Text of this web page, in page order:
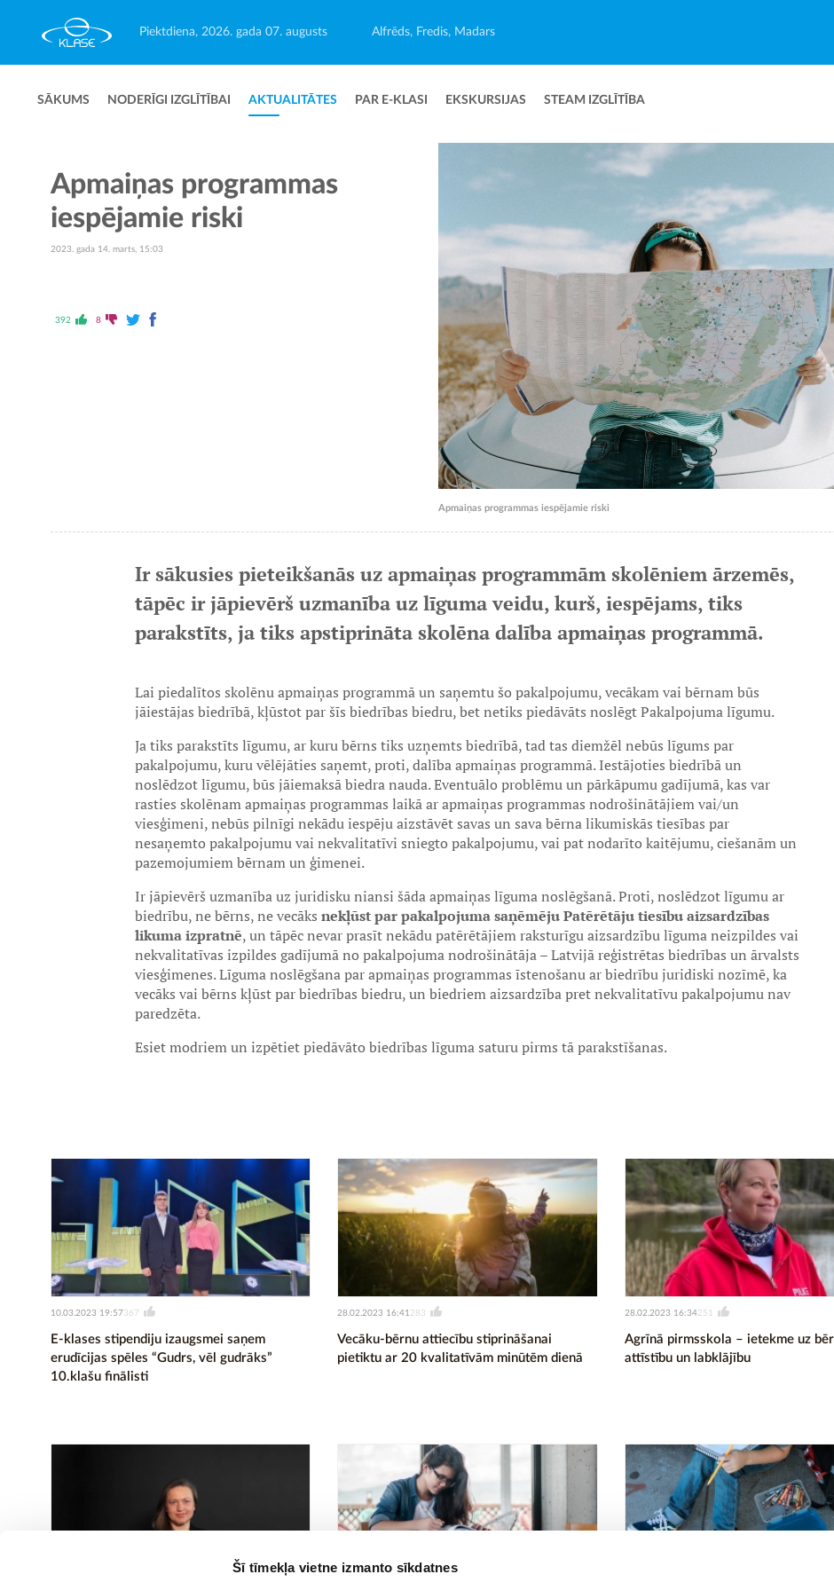
Šī tīmekļa vietne izmanto sīkdatnes
Piektdiena, 2026. gada 07. augusts Alfrēds, Fredis, Madars
SĀKUMS NODERĪGI IZGLĪTĪBAI AKTUALITĀTES PAR E-KLASI EKSKURSIJAS STEAM IZGLĪTĪBA
Apmaiņas programmas
iespējamie riski
2023. gada 14. marts, 15:03
392 8
Apmaiņas programmas iespējamie riski
Ir sākusies pieteikšanās uz apmaiņas programmām skolēniem ārzemēs,
tāpēc ir jāpievērš uzmanība uz līguma veidu, kurš, iespējams, tiks
parakstīts, ja tiks apstiprināta skolēna dalība apmaiņas programmā.
Lai piedalītos skolēnu apmaiņas programmā un saņemtu šo pakalpojumu, vecākam vai bērnam būs
jāiestājas biedrībā, kļūstot par šīs biedrības biedru, bet netiks piedāvāts noslēgt Pakalpojuma līgumu.
Ja tiks parakstīts līgumu, ar kuru bērns tiks uzņemts biedrībā, tad tas diemžēl nebūs līgums par
pakalpojumu, kuru vēlējāties saņemt, proti, dalība apmaiņas programmā. Iestājoties biedrībā un
noslēdzot līgumu, būs jāiemaksā biedra nauda. Eventuālo problēmu un pārkāpumu gadījumā, kas var
rasties skolēnam apmaiņas programmas laikā ar apmaiņas programmas nodrošinātājiem vai/un
viesģimeni, nebūs pilnīgi nekādu iespēju aizstāvēt savas un sava bērna likumiskās tiesības par
nesaņemto pakalpojumu vai nekvalitatīvi sniegto pakalpojumu, vai pat nodarīto kaitējumu, ciešanām un
pazemojumiem bērnam un ģimenei.
Ir jāpievērš uzmanība uz juridisku niansi šāda apmaiņas līguma noslēgšanā. Proti, noslēdzot līgumu ar
biedrību, ne bērns, ne vecāks nekļūst par pakalpojuma saņēmēju Patērētāju tiesību aizsardzības
likuma izpratnē, un tāpēc nevar prasīt nekādu patērētājiem raksturīgu aizsardzību līguma neizpildes vai
nekvalitatīvas izpildes gadījumā no pakalpojuma nodrošinātāja – Latvijā reģistrētas biedrības un ārvalsts
viesģimenes. Līguma noslēgšana par apmaiņas programmas īstenošanu ar biedrību juridiski nozīmē, ka
vecāks vai bērns kļūst par biedrības biedru, un biedriem aizsardzība pret nekvalitatīvu pakalpojumu nav
paredzēta.
Esiet modriem un izpētiet piedāvāto biedrības līguma saturu pirms tā parakstīšanas.
E-klases stipendiju izaugsmei saņem
erudīcijas spēles “Gudrs, vēl gudrāks”
10.klašu finālisti
10.03.2023 19:57367
Vecāku-bērnu attiecību stiprināšanai
pietiktu ar 20 kvalitatīvām minūtēm dienā
28.02.2023 16:41 283
Agrīnā pirmsskola – ietekme uz
attīstību un labklājību
28.02.2023 16:34251